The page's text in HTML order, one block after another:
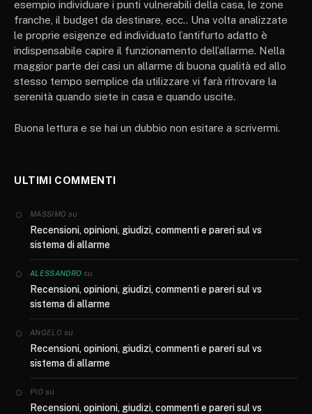
esempio individuare i punti vulnerabili della casa, le zone
franche, il budget da destinare, ecc.. Una volta analizzate
le proprie esigenze ed individuato l’antifurto adatto è
indispensabile capire il funzionamento dell’allarme. Nella
maggior parte dei casi un allarme di buona qualità ed allo
stesso tempo semplice da utilizzare vi farà ritrovare la
serenità quando siete in casa e quando uscite.
Buona lettura e se hai un dubbio non esitare a scrivermi.
ULTIMI COMMENTI
MASSIMO su
Recensioni, opinioni, giudizi, commenti e pareri sul vs
sistema di allarme
ALESSANDRO su
Recensioni, opinioni, giudizi, commenti e pareri sul vs
sistema di allarme
ANGELOsu
Recensioni, opinioni, giudizi, commenti e pareri sul vs
sistema di allarme
PIO su
Recensioni, opinioni, giudizi, commenti e pareri sul vs